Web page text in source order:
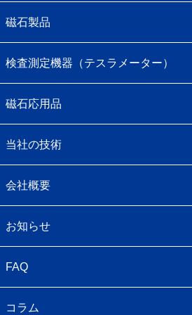
磁石製品
検査測定機器（テスラメーター）
磁石応用品
当社の技術
会社概要
お知らせ
FAQ
コラム